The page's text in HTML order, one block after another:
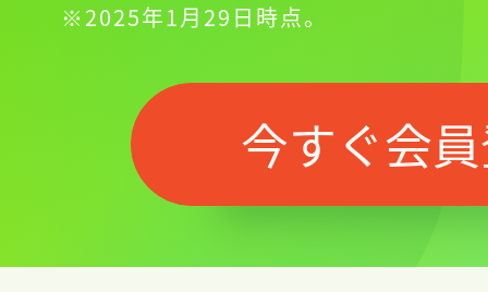
※2025年1月29日時点。
今すぐ会